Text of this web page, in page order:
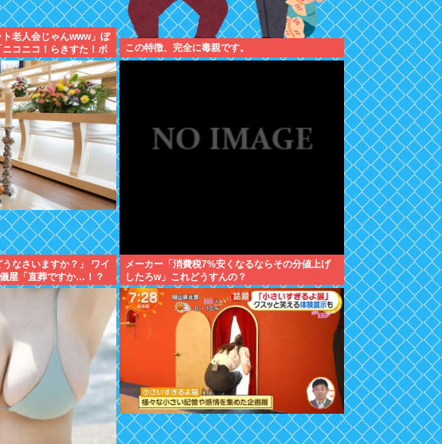
老人会じゃんwww」ぼ
コニコ！らきすた！ボ
この特徴、完全に毒親です。
なさいますか？」 ワイ
屋「直葬ですか…！？
！！
メーカー「消費税7%安くなるならその分値上げ
したろw」これどうすんの？